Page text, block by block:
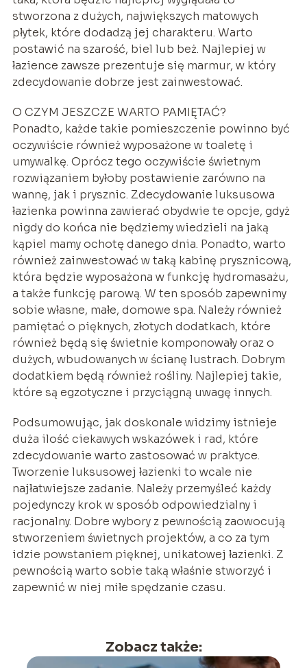
stworzona z dużych, największych matowych
płytek, które dodadzą jej charakteru. Warto
postawić na szarość, biel lub beż. Najlepiej w
łazience zawsze prezentuje się marmur, w który
zdecydowanie dobrze jest zainwestować.
O CZYM JESZCZE WARTO PAMIĘTAĆ?
Ponadto, każde takie pomieszczenie powinno być
oczywiście również wyposażone w toaletę i
umywalkę. Oprócz tego oczywiście świetnym
rozwiązaniem byłoby postawienie zarówno na
wannę, jak i prysznic. Zdecydowanie luksusowa
łazienka powinna zawierać obydwie te opcje, gdyż
nigdy do końca nie będziemy wiedzieli na jaką
kąpiel mamy ochotę danego dnia. Ponadto, warto
również zainwestować w taką kabinę prysznicową,
która będzie wyposażona w funkcję hydromasażu,
a także funkcję parową. W ten sposób zapewnimy
sobie własne, małe, domowe spa. Należy również
pamiętać o pięknych, złotych dodatkach, które
również będą się świetnie komponowały oraz o
dużych, wbudowanych w ścianę lustrach. Dobrym
dodatkiem będą również rośliny. Najlepiej takie,
które są egzotyczne i przyciągną uwagę innych.
Podsumowując, jak doskonale widzimy istnieje
duża ilość ciekawych wskazówek i rad, które
zdecydowanie warto zastosować w praktyce.
Tworzenie luksusowej łazienki to wcale nie
najłatwiejsze zadanie. Należy przemyśleć każdy
pojedynczy krok w sposób odpowiedzialny i
racjonalny. Dobre wybory z pewnością zaowocują
stworzeniem świetnych projektów, a co za tym
idzie powstaniem pięknej, unikatowej łazienki. Z
pewnością warto sobie taką właśnie stworzyć i
zapewnić w niej miłe spędzanie czasu.
Zobacz także: